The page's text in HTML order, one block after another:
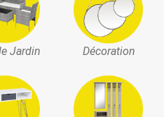
Jardin Décoration